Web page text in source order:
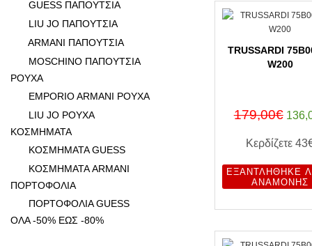
GUESS ΠΑΠΟΥΤΣΙΑ
LIU JO ΠΑΠΟΥΤΣΙΑ
ARMANI ΠΑΠΟΥΤΣΙΑ
MOSCHINO ΠΑΠΟΥΤΣΙΑ
ΡΟΥΧΑ
EMPORIO ARMANI ΡΟΥΧΑ
LIU JO ΡΟΥΧΑ
ΚΟΣΜΗΜΑΤΑ
ΚΟΣΜΗΜΑΤΑ GUESS
ΚΟΣΜΗΜΑΤΑ ARMANI
ΠΟΡΤΟΦΟΛΙΑ
ΠΟΡΤΟΦΟΛΙΑ GUESS
ΟΛΑ -50% ΕΩΣ -80%
TRUSSARDI
W200
179,00€
Κερδίζετε
ΕΞΑΝΤΛΉΘΗΚΕ
ΑΝΑΜΟΝΉΣ